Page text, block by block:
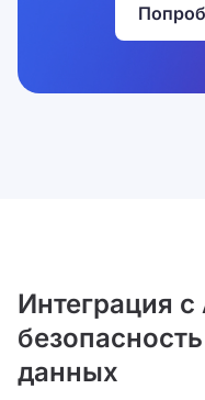
Интеграция
данных